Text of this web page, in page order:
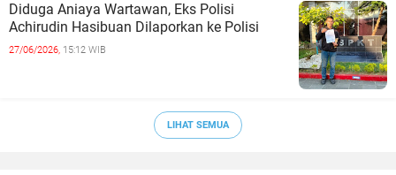
Diduga Aniaya Wartawan, Eks Polisi
Achirudin Hasibuan Dilaporkan ke Polisi
27/06/2026, 15:12 WIB
LIHAT SEMUA